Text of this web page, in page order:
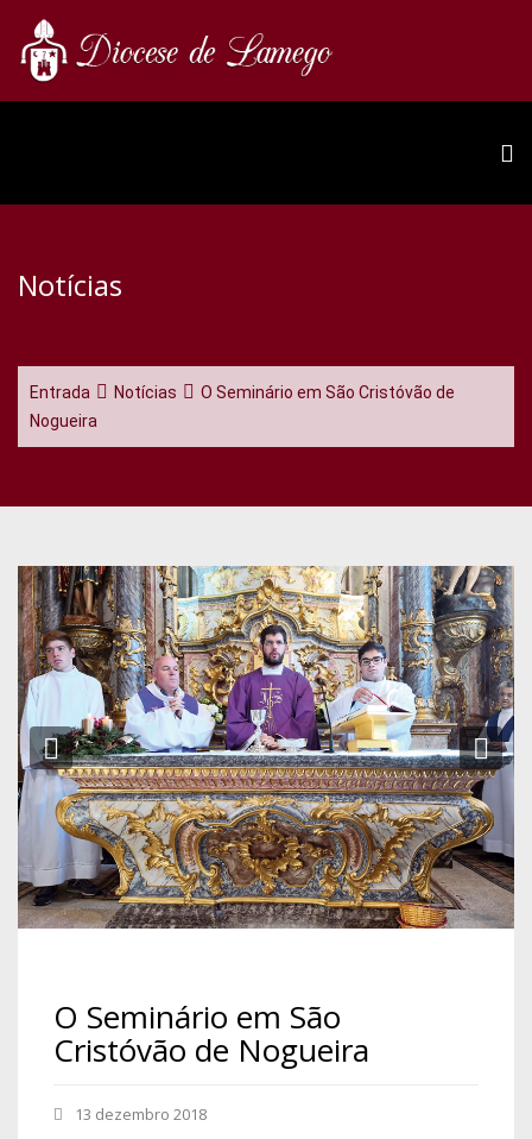
Notícias
Entrada Notícias
O Seminário em São Cristóvão de
Nogueira
Previous
O Seminário em São
Cristóvão de Nogueira
13 dezembro 2018